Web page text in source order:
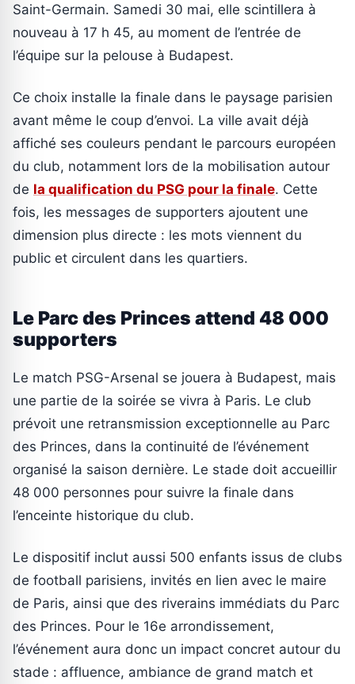
Saint-Germain. Samedi 30 mai, elle scintillera à
nouveau à 17 h 45, au moment de l’entrée de
l’équipe sur la pelouse à Budapest.
Ce choix installe la finale dans le paysage parisien
avant même le coup d’envoi. La ville avait déjà
affiché ses couleurs pendant le parcours européen
du club, notamment lors de la mobilisation autour
de la qualification du PSG pour la finale. Cette
fois, les messages de supporters ajoutent une
dimension plus directe : les mots viennent du
public et circulent dans les quartiers.
Le Parc des Princes attend 48 000
supporters
Le match PSG-Arsenal se jouera à Budapest, mais
une partie de la soirée se vivra à Paris. Le club
prévoit une retransmission exceptionnelle au Parc
des Princes, dans la continuité de l’événement
organisé la saison dernière. Le stade doit accueillir
48 000 personnes pour suivre la finale dans
l’enceinte historique du club.
Le dispositif inclut aussi 500 enfants issus de clubs
de football parisiens, invités en lien avec le maire
de Paris, ainsi que des riverains immédiats du Parc
des Princes. Pour le 16e arrondissement,
l’événement aura donc un impact concret autour du
stade : affluence, ambiance de grand match et